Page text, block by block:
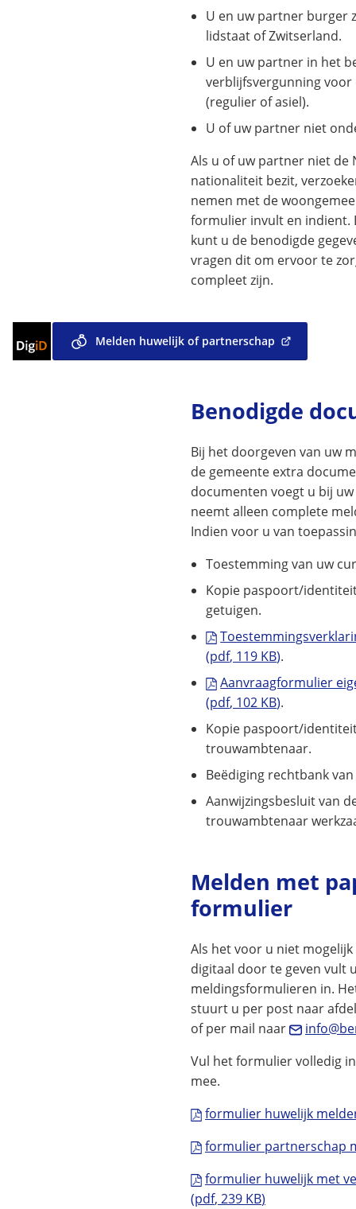
U en uw partner burger
lidstaat of Zwitserland.
U en uw partner in het
verblijfsvergunning
(regulier of asiel).
U of uw partner niet
Als u of uw partner niet de
nationaliteit bezit,
nemen met de
formulier invult en indient.
kunt u de benodigde
vragen dit om ervoor te
compleet zijn.
met
Melden huwelijk of partnerschap
(Verwijst
Benodigde
Bij het doorgeven van uw
de gemeente extra
documenten voegt u bij
neemt alleen complete
Indien voor u van
Toestemming van uw
Kopie paspoort/
getuigen.
(pdf, 119 KB).
Aanvraagformulier
(pdf, 102 KB).
Kopie paspoort/
trouwambtenaar.
Beëdiging rechtbank
Aanwijzingsbesluit van
trouwambtenaar
Melden met
formulier
Als het voor u niet
digitaal door te geven vult
meldingsformulieren in.
stuurt u per post naar
of per mail naar
Vul het formulier volledig
mee.
formulier huwelijk
formulier partnerschap
formulier huwelijk met
(pdf, 239 KB)